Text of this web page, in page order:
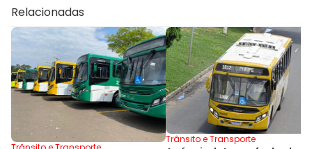
Relacionadas
Trânsito e Transporte